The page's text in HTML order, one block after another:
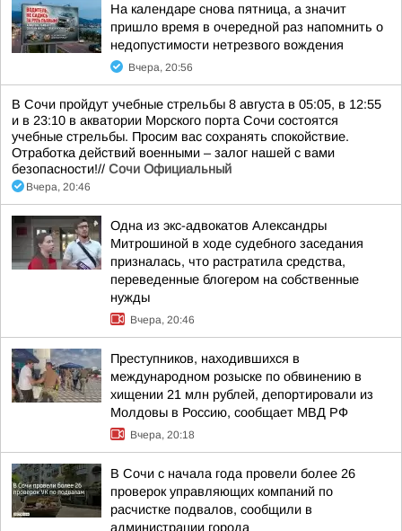
На календаре снова пятница, а значит
пришло время в очередной раз напомнить о
недопустимости нетрезвого вождения
Вчера, 20:56
В Сочи пройдут учебные стрельбы 8 августа в 05:05, в 12:55
и в 23:10 в акватории Морского порта Сочи состоятся
учебные стрельбы. Просим вас сохранять спокойствие.
Отработка действий военными – залог нашей с вами
безопасности!// Сочи Официальный
Вчера, 20:46
Одна из экс-адвокатов Александры
Митрошиной в ходе судебного заседания
призналась, что растратила средства,
переведенные блогером на собственные
нужды
Вчера, 20:46
Преступников, находившихся в
международном розыске по обвинению в
хищении 21 млн рублей, депортировали из
Молдовы в Россию, сообщает МВД РФ
Вчера, 20:18
В Сочи с начала года провели более 26
проверок управляющих компаний по
расчистке подвалов, сообщили в
администрации города